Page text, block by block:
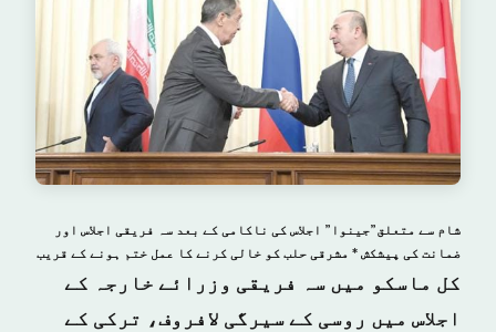
شام سے متعلق”جینوا” اجلاس کی ناکامی کے بعد سہ فریقی اجلاس اور
ضمانت کی پیشکش * مشرقی حلب کو خالی کرنے کا عمل ختم ہونے کے قریب
کل ماسکو میں سہ فریقی وزرائے خارجہ کے
اجلاس میں روسی کے سیرگی لافروف، ترکی کے